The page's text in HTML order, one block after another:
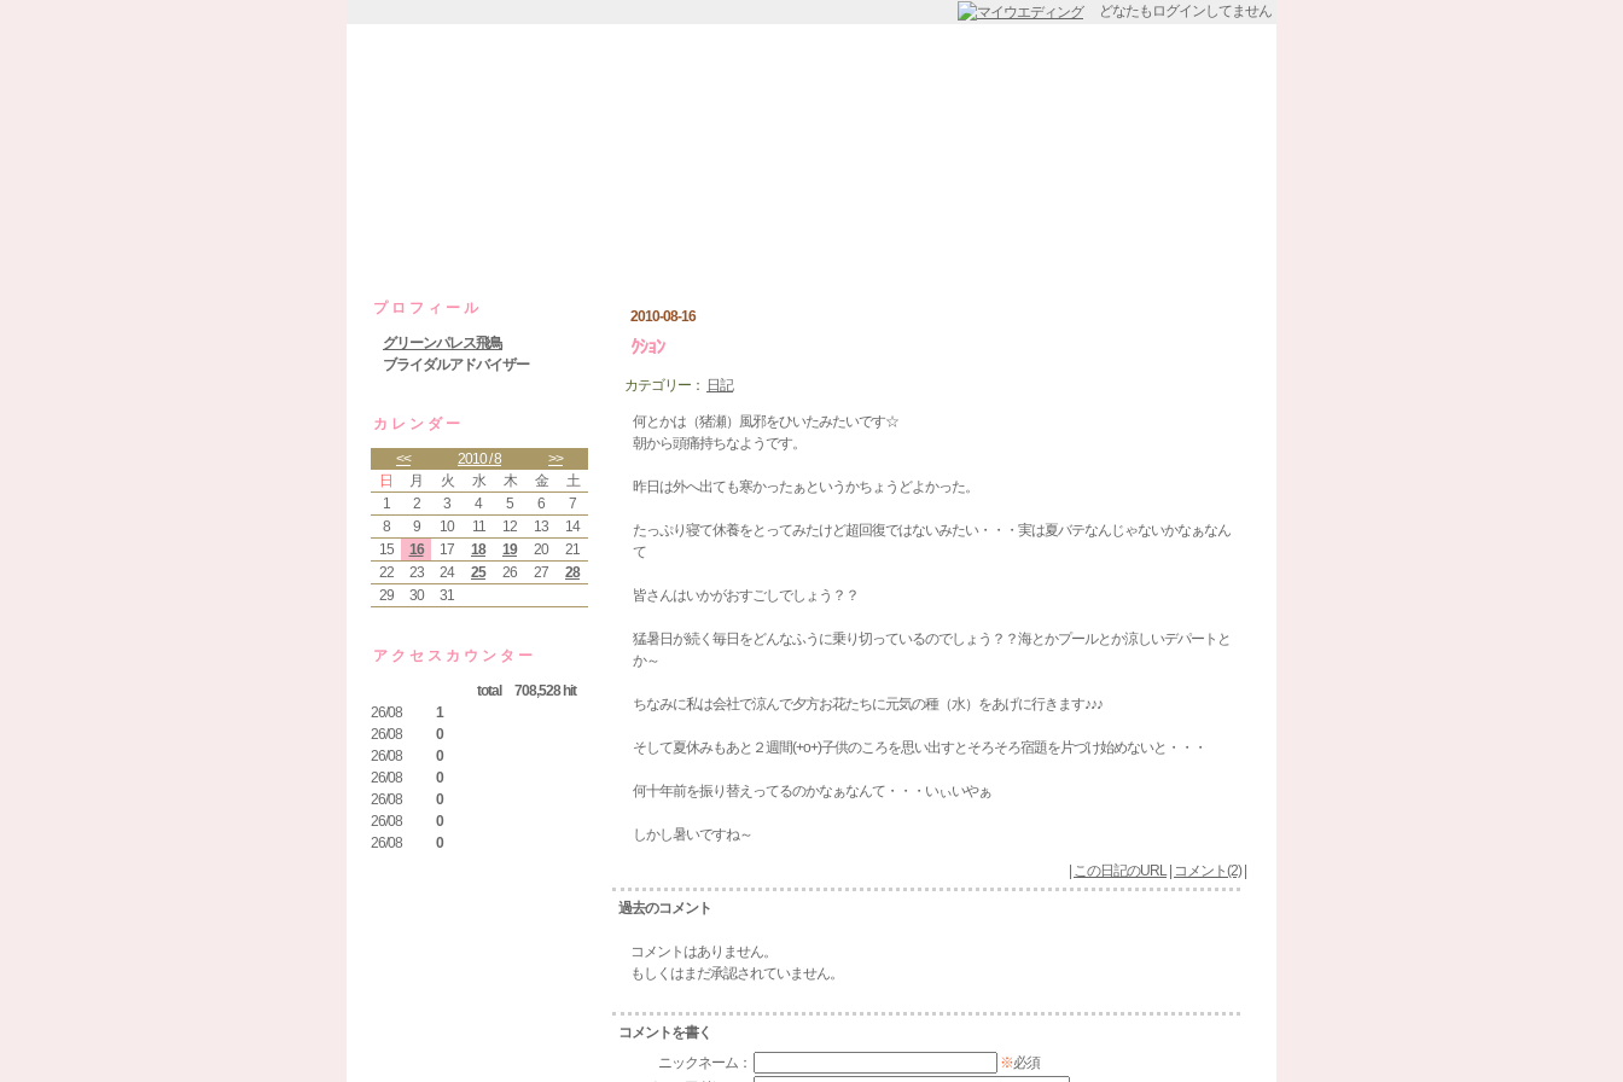
どなたもログインしてません
プロフィール
グリーンパレス飛鳥
ブライダルアドバイザー
カレンダー
<< 2010 / 8
>>
日
月 火 水 木 金
土
1
2 3 4 5 6
7
8
9 10 11 12 13
14
15
16 17 18 19 20
21
22
23 24 25 26 27
28
29
30 31
アクセスカウンター
total 708,528 hit
26/08
1
26/08
0
26/08
0
26/08
0
26/08
0
26/08
0
26/08
0
2010-08-16
ｸｼｮﾝ
カテゴリー： 日記
何とかは（猪瀬）風邪をひいたみたいです☆
朝から頭痛持ちなようです。
昨日は外へ出ても寒かったぁというかちょうどよかった。
たっぷり寝て休養をとってみたけど超回復ではないみたい・・・実は夏バテなんじゃないかなぁなん
て
皆さんはいかがおすごしでしょう？？
猛暑日が続く毎日をどんなふうに乗り切っているのでしょう？？海とかプールとか涼しいデパートと
か～
ちなみに私は会社で涼んで夕方お花たちに元気の種（水）をあげに行きます♪♪♪
そして夏休みもあと２週間(+o+)子供のころを思い出すとそろそろ宿題を片づけ始めないと・・・
何十年前を振り替えってるのかなぁなんて・・・いぃいやぁ
しかし暑いですね～
この日記のURL| コメント(2)|
過去のコメント
コメントはありません。
もしくはまだ承認されていません。
コメントを書く
ニックネーム：
※必須